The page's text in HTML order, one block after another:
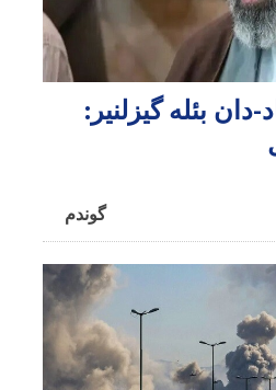
بئله گیزلنیر:
گوندم